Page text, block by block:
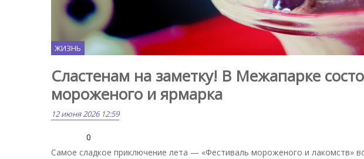
ЖИЗНЬ
Сластенам на заметку! В Межапарке
мороженого и ярмарка
12 июня 2026 12:59
0
Самое сладкое приключение лета — «Фестиваль мороженого и лакомств»